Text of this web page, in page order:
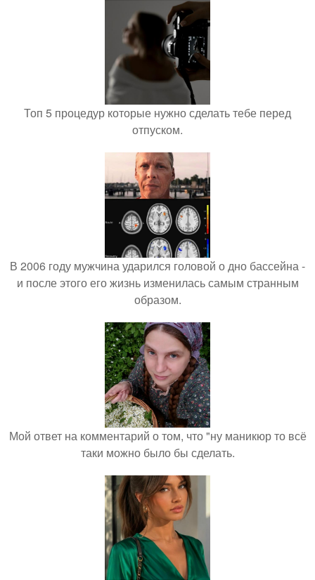
Топ 5 процедур которые нужно сделать тебе перед
отпуском.
В 2006 году мужчина ударился головой о дно бассейна -
и после этого его жизнь изменилась самым странным
образом.
Мой ответ на комментарий о том, что "ну маникюр то всё
таки можно было бы сделать.